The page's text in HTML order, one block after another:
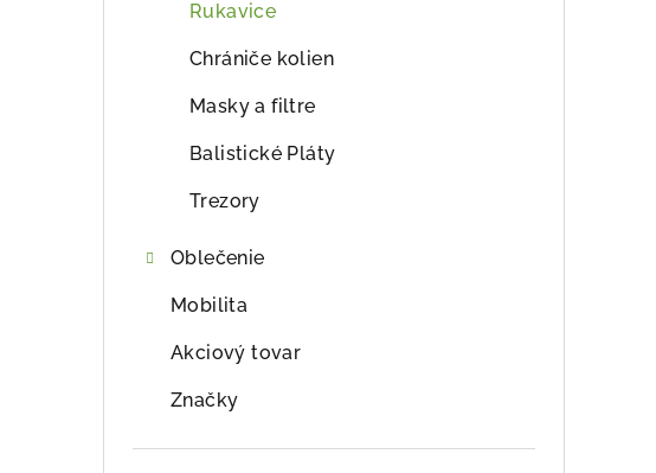
Rukavice
Chrániče kolien
Masky a filtre
Balistické Pláty
Trezory
Oblečenie
Mobilita
Akciový tovar
Značky